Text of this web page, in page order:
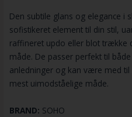
Den subtile glans og elegance i
sofistikeret element til din stil,
raffineret updo eller blot trække
måde. De passer perfekt til
anledninger og kan være med
mest uimodståelige måde.
BRAND: SOHO